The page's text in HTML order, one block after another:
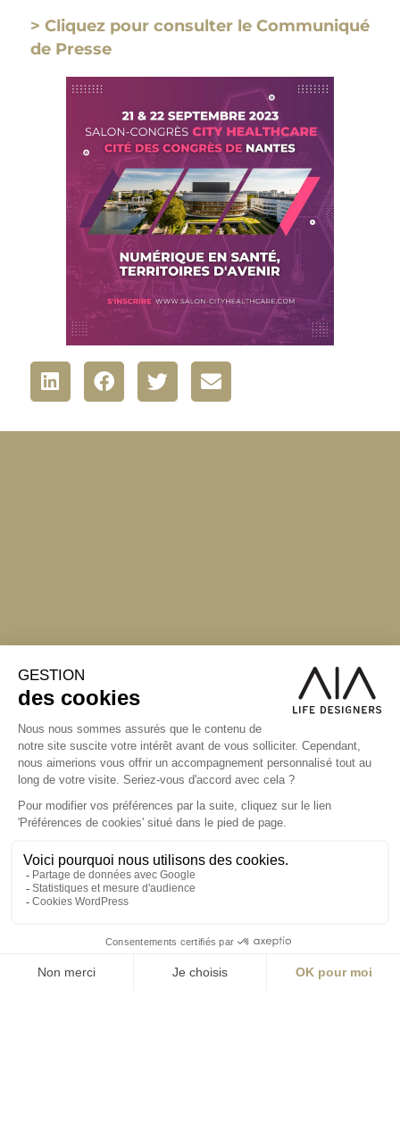
> Cliquez pour consulter le Communiqué
de Presse